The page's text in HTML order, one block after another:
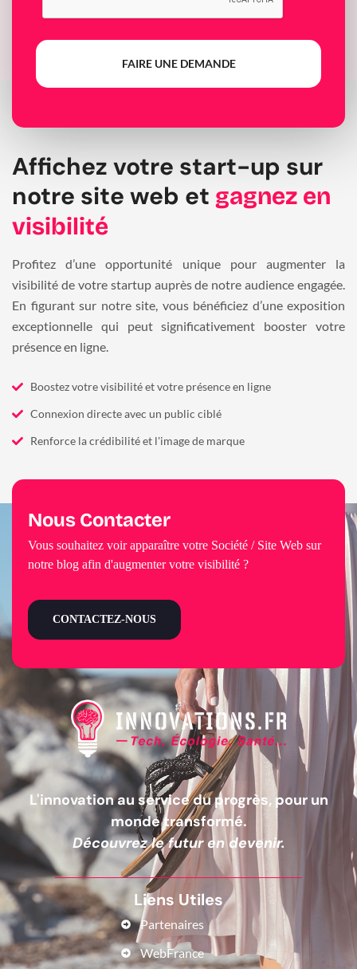
FAIRE UNE DEMANDE
Affichez votre start-up sur
notre site web et gagnez en
visibilité
Profitez d’une opportunité unique pour augmenter la
visibilité de votre startup auprès de notre audience engagée.
En figurant sur notre site, vous bénéficiez d’une exposition
exceptionnelle qui peut significativement booster votre
présence en ligne.
Boostez votre visibilité et votre présence en ligne
Connexion directe avec un public ciblé
Renforce la crédibilité et l'image de marque
L'innovation au service du progrès, pour un
monde transformé.
Découvrez le futur en devenir.
Liens Utiles
Partenaires
WebFrance
Nous Contacter
Vous souhaitez voir apparaître votre Société / Site Web sur
notre blog afin d'augmenter votre visibilité ?
CONTACTEZ-NOUS